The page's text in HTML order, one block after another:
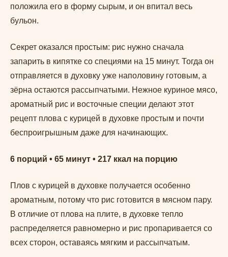
положила его в форму сырым, и он впитал весь
бульон.
Секрет оказался простым: рис нужно сначала
запарить в кипятке со специями на 15 минут. Тогда он
отправляется в духовку уже наполовину готовым, а
зёрна остаются рассыпчатыми. Нежное куриное мясо,
ароматный рис и восточные специи делают этот
рецепт плова с курицей в духовке простым и почти
беспроигрышным даже для начинающих.
6 порций • 65 минут • 217 ккал на порцию
Плов с курицей в духовке получается особенно
ароматным, потому что рис готовится в мясном пару.
В отличие от плова на плите, в духовке тепло
распределяется равномерно и рис пропаривается со
всех сторон, оставаясь мягким и рассыпчатым.